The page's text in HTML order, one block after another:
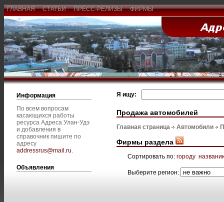
ГЛАВНАЯ СТАТЬИ ПРЕСС-РЕЛИЗЫ ФИРМЫ
Информация
По всем вопросам
касающихся работы
ресурса Адреса Улан-Удэ
и добавления в
справочник пишите по
адресу
addressrus@mail.ru.
Объявления
Я ищу:
Продажа автомобилей
Главная страница Автомобили
Фирмы раздела
Сортировать по: городу
Выберите регион: